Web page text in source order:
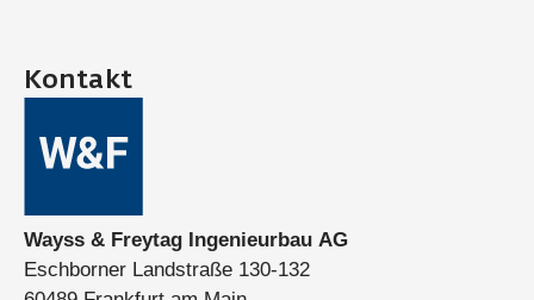
Kontakt
Wayss & Freytag Ingenieurbau AG
Eschborner Landstraße 130-132